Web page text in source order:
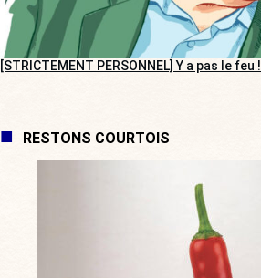
[STRICTEMENT PERSONNEL] Y a pas le feu !
RESTONS COURTOIS